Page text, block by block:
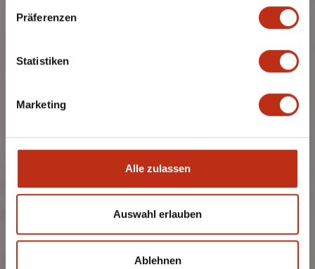
Präferenzen
Statistiken
Marketing
Alle zulassen
Auswahl erlauben
Ablehnen